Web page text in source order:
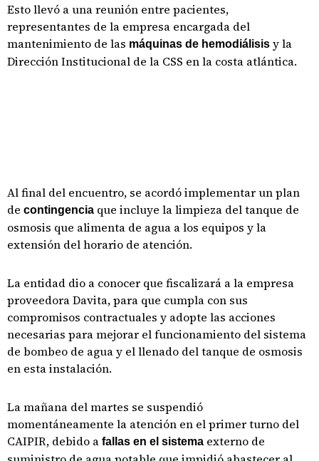
Esto llevó a una reunión entre pacientes,
representantes de la empresa encargada del
mantenimiento de las máquinas de hemodiálisis y la
Dirección Institucional de la CSS en la costa atlántica.
Al final del encuentro, se acordó implementar un plan
de contingencia que incluye la limpieza del tanque de
osmosis que alimenta de agua a los equipos y la
extensión del horario de atención.
La entidad dio a conocer que fiscalizará a la empresa
proveedora Davita, para que cumpla con sus
compromisos contractuales y adopte las acciones
necesarias para mejorar el funcionamiento del sistema
de bombeo de agua y el llenado del tanque de osmosis
en esta instalación.
La mañana del martes se suspendió
momentáneamente la atención en el primer turno del
CAIPIR, debido a fallas en el sistema externo de